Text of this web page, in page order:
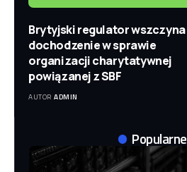
Brytyjski regulator wszczyna
dochodzenie w sprawie
organizacji charytatywnej
powiązanej z SBF
AUTOR ADMIN
Popularne